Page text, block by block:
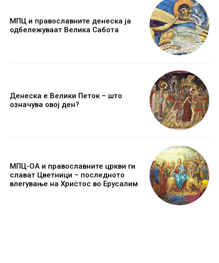
МПЦ и православните денеска ја
одбележуваат Велика Сабота
Денеска е Велики Петок – што
означува овој ден?
МПЦ-ОА и православните цркви ги
слават Цветници – последното
влегување на Христос во Ерусалим